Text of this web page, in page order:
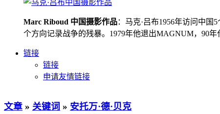
Marc Riboud 中国摄影作品：马克·吕布1956年访问中
个方向记录战争的残暴。1979年他退出MAGNUM，90年
链接
链接
申请友情链接
文章 » 关键词 » 安托万·德·贝克